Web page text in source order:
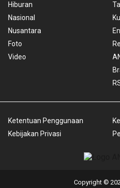
Hiburan
Nasional
Nusantara
Foto
Video
Ketentuan Penggunaan
Kebijakan Privasi
Copyright ©